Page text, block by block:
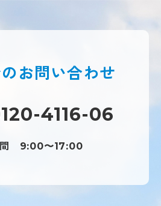
お問い合わせ
4116-06
9:00〜17:00